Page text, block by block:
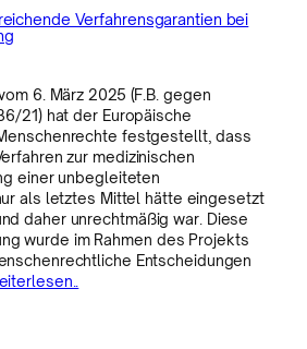
Verfahrensgarantien bei
6. März 2025 (F.B. gegen
21) hat der Europäische
festgestellt, dass
zur medizinischen
einer unbegleiteten
als letztes Mittel hätte eingesetzt
daher unrechtmäßig war. Diese
wurde im Rahmen des Projekts
Entscheidungen